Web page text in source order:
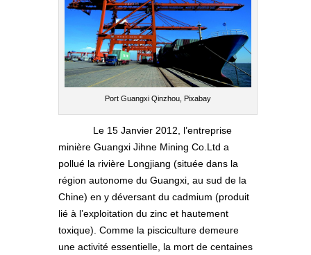
Port Guangxi Qinzhou, Pixabay
Le 15 Janvier 2012, l’entreprise
minière Guangxi Jihne Mining Co.Ltd a
pollué la rivière Longjiang (située dans la
région autonome du Guangxi, au sud de la
Chine) en y déversant du cadmium (produit
lié à l’exploitation du zinc et hautement
toxique). Comme la pisciculture demeure
une activité essentielle, la mort de centaines